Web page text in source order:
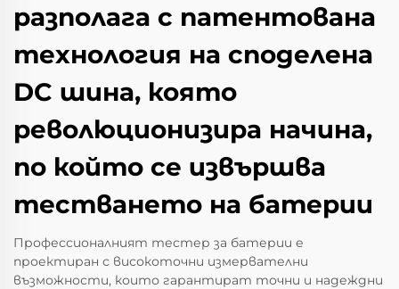
разполага с патентована
технология на споделена
DC шина, която
революционизира начина,
по който се извършва
тестването на батерии
Профессионалният тестер за батерии е
проектиран с високоточни измервателни
възможности, които гарантират точни и надеждни